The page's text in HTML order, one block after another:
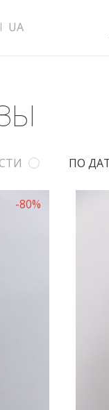
UA
ПО
-80%